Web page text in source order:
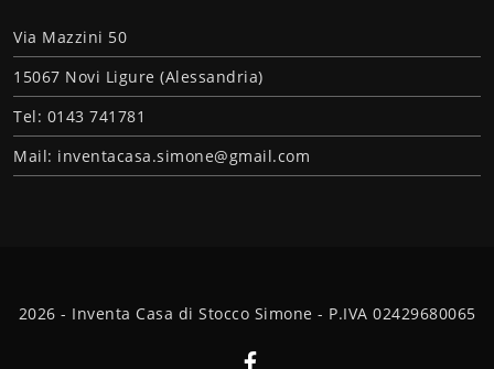
Via Mazzini 50
15067 Novi Ligure (Alessandria)
Tel: 0143 741781
Mail: inventacasa.simone@gmail.com
2026 - Inventa Casa di Stocco Simone - P.IVA 02429680065